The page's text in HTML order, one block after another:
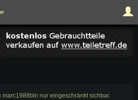
marc1988bln nur eingeschränkt sichbar.